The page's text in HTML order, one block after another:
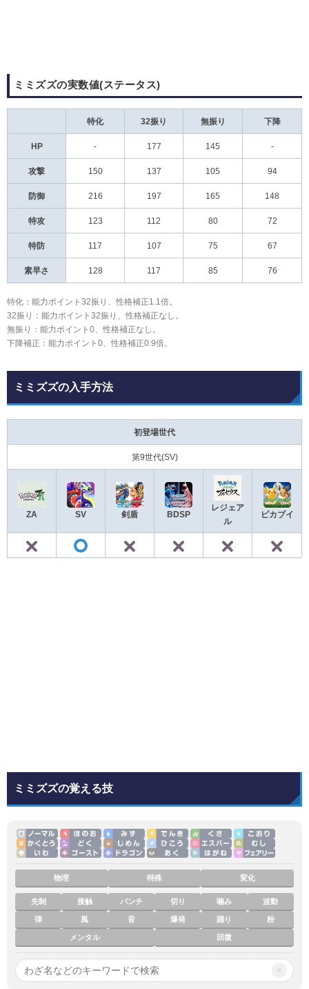
ミミズズの実数値(ステータス)
特化 32振り 無振り 下降
HP - 177 145 -
攻撃 150 137 105 94
防御 216 197 165 148
特攻 123 112 80 72
特防 117 107 75 67
素早さ 128 117 85 76
特化：能力ポイント32振り、性格補正1.1倍。
32振り：能力ポイント32振り、性格補正なし。
無振り：能力ポイント0、性格補正なし。
下降補正：能力ポイント0、性格補正0.9倍。
ミミズズの入手方法
初登場世代
第9世代(SV)
ZA SV 剣盾 BDSP
レジェア
ル
ピカブイ
ミミズズの覚える技
物理 特殊 変化
先制 接触 パンチ 切り 噛み 波動
弾 風 音 爆発 踊り 粉
メンタル 回復
×